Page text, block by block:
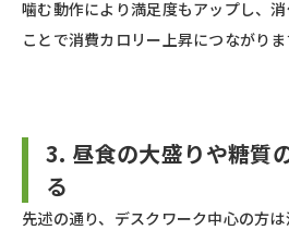
噛む動作により満足度もアップし、
ことで消費カロリー上昇につながりま
3. 昼食の大盛りや糖質
る
先述の通り、デスクワーク中心の方